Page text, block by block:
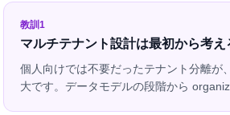
教訓1
マルチテナント設計は最初から考え
個人向けでは不要だったテナント分離が
大です。データモデルの段階から